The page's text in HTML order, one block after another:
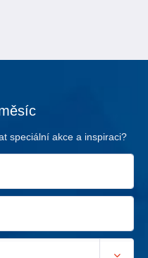
speciální akce a inspiraci?